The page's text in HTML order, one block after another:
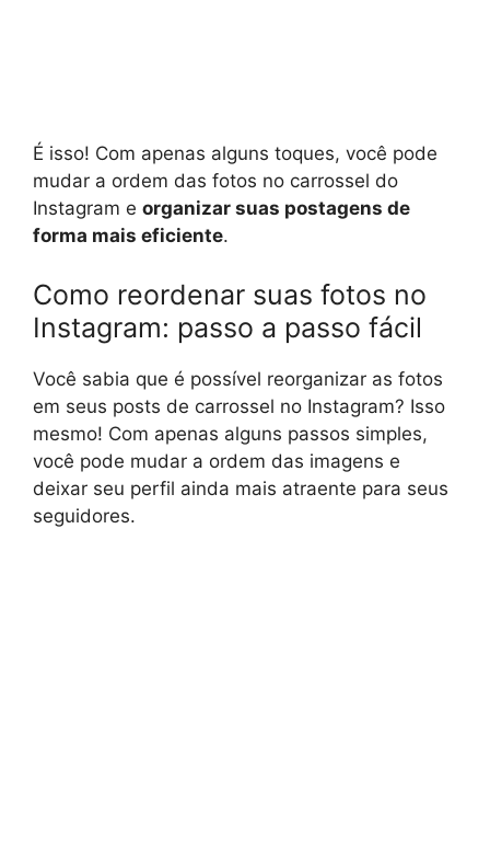
É isso! Com apenas alguns toques, você pode
mudar a ordem das fotos no carrossel do
Instagram e organizar suas postagens de
forma mais eficiente.
Como reordenar suas fotos no
Instagram: passo a passo fácil
Você sabia que é possível reorganizar as fotos
em seus posts de carrossel no Instagram? Isso
mesmo! Com apenas alguns passos simples,
você pode mudar a ordem das imagens e
deixar seu perfil ainda mais atraente para seus
seguidores.